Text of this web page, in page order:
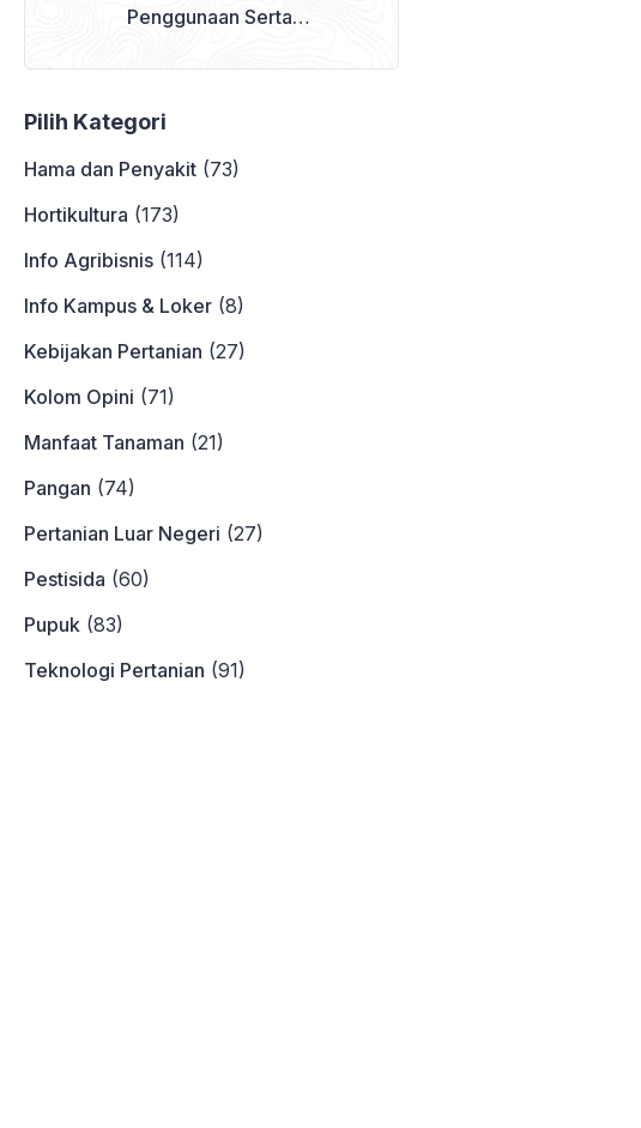
Penggunaan Serta
Pilih Kategori
Hama dan Penyakit(73)
Hortikultura (173)
Info Agribisnis(114)
Info Kampus & Loker(8)
Kebijakan Pertanian (27)
Kolom Opini (71)
Manfaat Tanaman (21)
Pangan (74)
Pertanian Luar Negeri (27)
Pestisida (60)
Pupuk(83)
Teknologi Pertanian (91)